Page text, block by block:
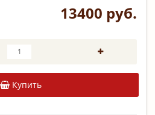
13400 руб.
Купить